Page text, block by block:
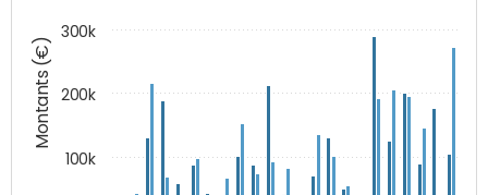
Montants (€)
100k
200k
300k